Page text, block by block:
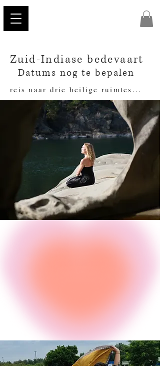
Zuid-Indiase bedevaart
Datums nog te bepalen
reis naar drie heilige ruimtes...